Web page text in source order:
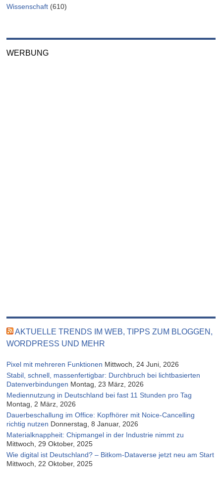
Wissenschaft (610)
WERBUNG
AKTUELLE TRENDS IM WEB, TIPPS ZUM BLOGGEN,
WORDPRESS UND MEHR
Pixel mit mehreren Funktionen Mittwoch, 24 Juni, 2026
Stabil, schnell, massenfertigbar: Durchbruch bei lichtbasierten
Datenverbindungen Montag, 23 März, 2026
Mediennutzung in Deutschland bei fast 11 Stunden pro Tag
Montag, 2 März, 2026
Dauerbeschallung im Office: Kopfhörer mit Noice-Cancelling
richtig nutzen Donnerstag, 8 Januar, 2026
Materialknappheit: Chipmangel in der Industrie nimmt zu
Mittwoch, 29 Oktober, 2025
Wie digital ist Deutschland? – Bitkom-Dataverse jetzt neu am Start
Mittwoch, 22 Oktober, 2025